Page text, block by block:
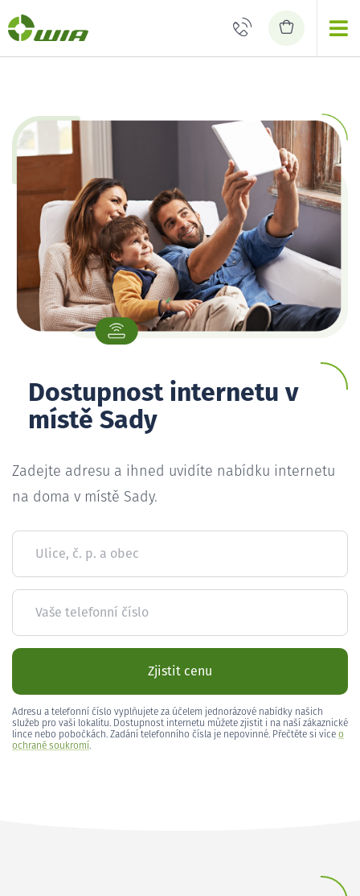
Dostupnost internetu v
místě Sady
Zadejte adresu a ihned uvidíte nabídku internetu
na doma v místě Sady.
Ulice, č. p. a obec
Vaše telefonní číslo
Zjistit cenu
Adresu a telefonní číslo vyplňujete za účelem jednorázové nabídky našich
služeb pro vaši lokalitu. Dostupnost internetu můžete zjistit i na naší zákaznické
lince nebo pobočkách. Zadání telefonního čísla je nepovinné. Přečtěte si více o
ochraně soukromí.